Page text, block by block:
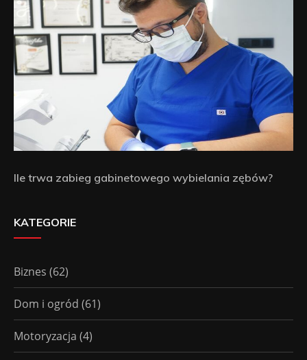
Ile trwa zabieg gabinetowego wybielania zębów?
KATEGORIE
Biznes (62)
Dom i ogród (61)
Motoryzacja (4)